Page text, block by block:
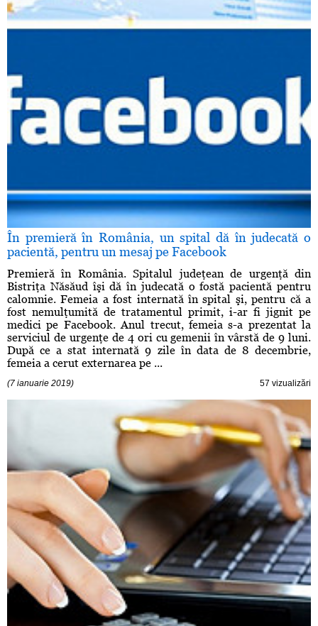
În premieră în România, un spital dă în judecată o
pacientă, pentru un mesaj pe Facebook
Premieră în România. Spitalul judeţean de urgenţă din
Bistriţa Năsăud îşi dă în judecată o fostă pacientă pentru
calomnie. Femeia a fost internată în spital şi, pentru că a
fost nemulţumită de tratamentul primit, i-ar fi jignit pe
medici pe Facebook. Anul trecut, femeia s-a prezentat la
serviciul de urgenţe de 4 ori cu gemenii în vârstă de 9 luni.
După ce a stat internată 9 zile în data de 8 decembrie,
femeia a cerut externarea pe ...
(7 ianuarie 2019) 57 vizualizări